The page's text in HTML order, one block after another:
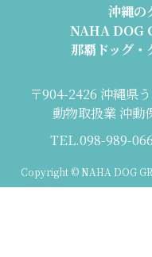
沖縄の
NAHA DOG
那覇ドッグ・
〒904-2426 沖縄県
動物取扱業 沖動
TEL.098-989-
Copyright © NAHA DOG